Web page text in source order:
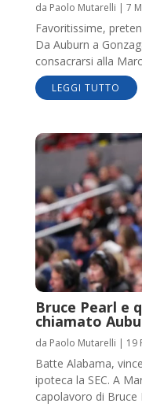
da Paolo Mutarelli | 7
Favoritissime,
Da Auburn a
consacrarsi alla
LEGGI TUTTO
Bruce Pearl e
chiamato
da Paolo Mutarelli | 19
Batte Alabama,
ipoteca la SEC. A
capolavoro di Bruce